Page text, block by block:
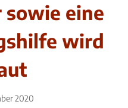
eine
wird
2020